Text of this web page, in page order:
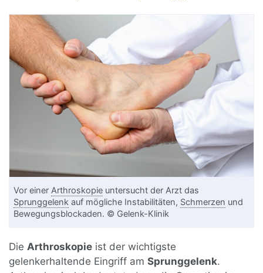
Vor einerArthroskopie untersucht der Arzt das
Sprunggelenk auf mögliche Instabilitäten, Schmerzen und
Bewegungsblockaden. © Gelenk-Klinik
Die Arthroskopie ist der wichtigste
gelenkerhaltende Eingriff amSprunggelenk.